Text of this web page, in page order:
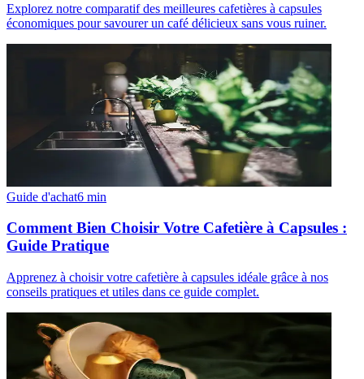
Explorez notre comparatif des meilleures cafetières à capsules
économiques pour savourer un café délicieux sans vous ruiner.
Guide d'achat6 min
Comment Bien Choisir Votre Cafetière à Capsules :
Guide Pratique
Apprenez à choisir votre cafetière à capsules idéale grâce à nos
conseils pratiques et utiles dans ce guide complet.